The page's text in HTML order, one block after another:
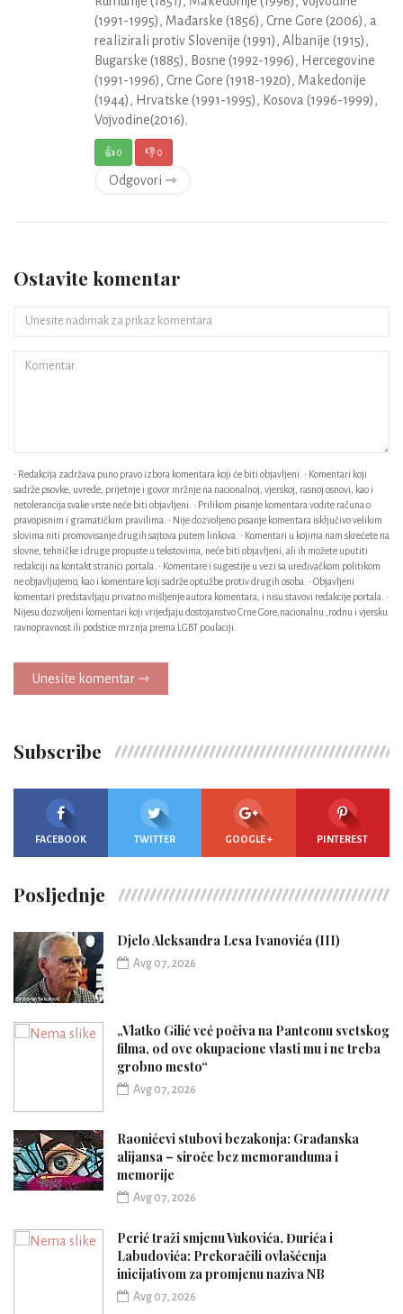
(1991-1995), Mađarske (1856), Crne Gore (2006), a
realizirali protiv Slovenije (1991), Albanije (1915),
Bugarske (1885), Bosne (1992-1996), Hercegovine
(1991-1996), Crne Gore (1918-1920), Makedonije
(1944), Hrvatske (1991-1995), Kosova (1996-1999),
Vojvodine(2016).
👍0 👎0
Odgovori ⇾
Ostavite komentar
• Redakcija zadržava puno pravo izbora komentara koji će biti objavljeni. • Komentari koji
sadrže psovke, uvrede, prijetnje i govor mržnje na nacionalnoj, vjerskoj, rasnoj osnovi, kao i
netolerancija svake vrste neće biti objavljeni. • Prilikom pisanje komentara vodite računa o
pravopisnim i gramatičkim pravilima. • Nije dozvoljeno pisanje komentara isključivo velikim
slovima niti promovisanje drugih sajtova putem linkova. • Komentari u kojima nam skrećete na
slovne, tehničke i druge propuste u tekstovima, neće biti objavljeni, ali ih možete uputiti
redakciji na kontakt stranici portala. • Komentare i sugestije u vezi sa uređivačkom politikom
ne objavljujemo, kao i komentare koji sadrže optužbe protiv drugih osoba. • Objavljeni
komentari predstavljaju privatno mišljenje autora komentara, i nisu stavovi redakcije portala. •
Nijesu dozvoljeni komentari koji vrijedjaju dostojanstvo Crne Gore,nacionalnu ,rodnu i vjersku
ravnopravnost ili podstice mrznja prema LGBT poulaciji.
Unesite komentar ⇾
Subscribe
FACEBOOK TWITTER GOOGLE + PINTEREST
Posljednje
Djelo Aleksandra Lesa Ivanovića (III)
Avg 07, 2026
„Vlatko Gilić već počiva na Panteonu svetskog
filma, od ove okupacione vlasti mu i ne treba
grobno mesto“
Avg 07, 2026
Raonićevi stubovi bezakonja: Građanska
alijansa – siroče bez memoranduma i
memorije
Avg 07, 2026
Perić traži smjenu Vukovića, Đurića i
Labudovića: Prekoračili ovlašćenja
inicijativom za promjenu naziva NB
Avg 07, 2026